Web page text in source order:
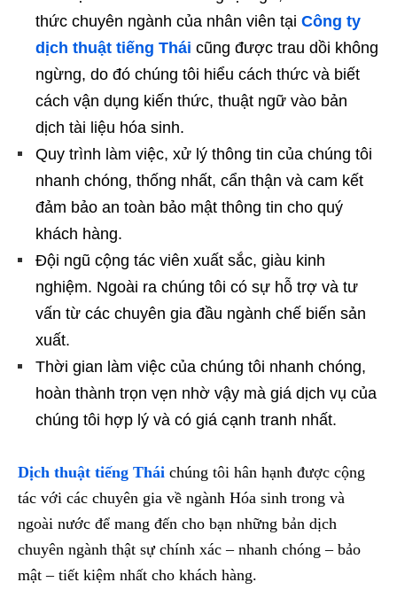
thức chuyên ngành của nhân viên tại Công ty
dịch thuật tiếng Thái cũng được trau dồi không
ngừng, do đó chúng tôi hiểu cách thức và biết
cách vận dụng kiến thức, thuật ngữ vào bản
dịch tài liệu hóa sinh.
Quy trình làm việc, xử lý thông tin của chúng tôi
nhanh chóng, thống nhất, cẩn thận và cam kết
đảm bảo an toàn bảo mật thông tin cho quý
khách hàng.
Đội ngũ cộng tác viên xuất sắc, giàu kinh
nghiệm. Ngoài ra chúng tôi có sự hỗ trợ và tư
vấn từ các chuyên gia đầu ngành chế biến sản
xuất.
Thời gian làm việc của chúng tôi nhanh chóng,
hoàn thành trọn vẹn nhờ vậy mà giá dịch vụ của
chúng tôi hợp lý và có giá cạnh tranh nhất.
Dịch thuật tiếng Thái chúng tôi hân hạnh được cộng
tác với các chuyên gia về ngành Hóa sinh trong và
ngoài nước để mang đến cho bạn những bản dịch
chuyên ngành thật sự chính xác – nhanh chóng – bảo
mật – tiết kiệm nhất cho khách hàng.